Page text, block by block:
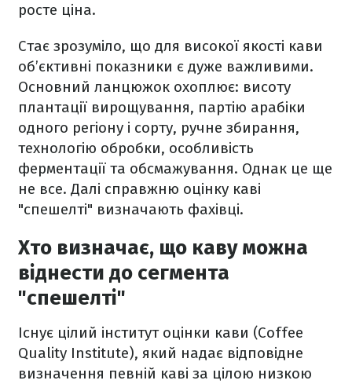
росте ціна.
Стає зрозуміло, що для високої якості кави
об’єктивні показники є дуже важливими.
Основний ланцюжок охоплює: висоту
плантації вирощування, партію арабіки
одного регіону і сорту, ручне збирання,
технологію обробки, особливість
ферментації та обсмажування. Однак це ще
не все. Далі справжню оцінку каві
"спешелті" визначають фахівці.
Хто визначає, що каву можна
віднести до сегмента
"спешелті"
Існує цілий інститут оцінки кави (Coffee
Quality Institute), який надає відповідне
визначення певній каві за цілою низкою